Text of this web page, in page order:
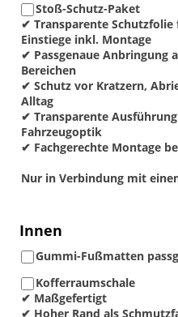
Stoß-Schutz-Paket
✔ Transparente
Einstiege inkl. Montage
✔ Passgenaue Anbringung
Bereichen
✔ Schutz vor Kratzern,
Alltag
✔ Transparente
Fahrzeugoptik
✔ Fachgerechte Montage
Nur in Verbindung mit
Innen
Gummi-Fußmatten
Kofferraumschale
✔ Maßgefertigt
✔ Hoher Rand als